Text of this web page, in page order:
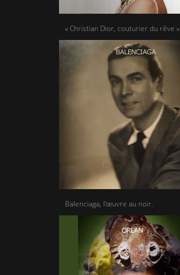
« Christian Dior, couturier du rêve »
Balenciaga, l’œuvre au noir.